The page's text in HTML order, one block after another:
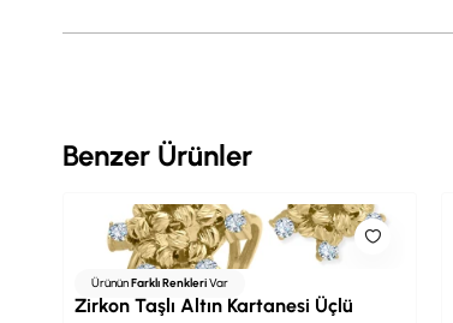
Benzer Ürünler
ÜrününFarklı RenkleriVar
Zirkon Taşlı Altın Kartanesi Üçlü